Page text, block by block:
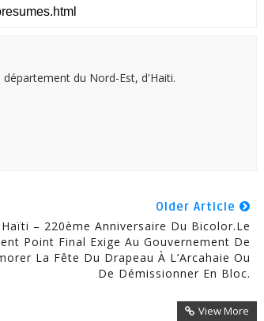
du Nord-Est, d'Haiti.
Older Article
Haïti – 220ème Anniversaire Du Bicolor.Le
Point Final Exige Au Gouvernement De
La Fête Du Drapeau À L’Arcahaie Ou
De Démissionner En Bloc.
View More